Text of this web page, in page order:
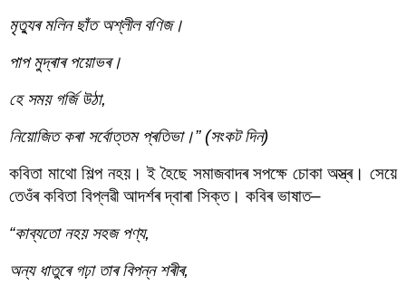
মৃত্যুৰ মলিন ছাঁত অশ্লীল বণিজ।
পাপ মুদ্ৰাৰ পয়োভৰ।
হে সময় গৰ্জি উঠা,
নিয়োজিত কৰা সর্বোত্তম প্ৰতিভা।” (সংকট দিন)
কবিতা মাথো শিল্প নহয়। ই হৈছে সমাজবাদৰ সপক্ষে চোকা অস্ত্ৰ। সেয়ে
তেওঁৰ কবিতা বিপ্লৱী আদৰ্শৰ দ্বাৰা সিক্ত। কবিৰ ভাষাত–
“কাব্যতো নহয় সহজ পণ্য,
অন্য ধাতুৰে গঢ়া তাৰ বিপন্ন শৰীৰ,